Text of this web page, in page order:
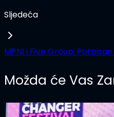
Sljedeća
MPNI i Five Group:
Možda će Vas